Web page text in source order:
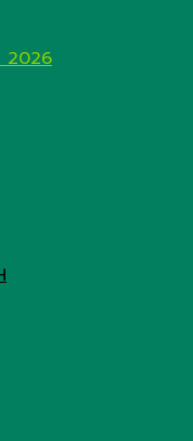
2026